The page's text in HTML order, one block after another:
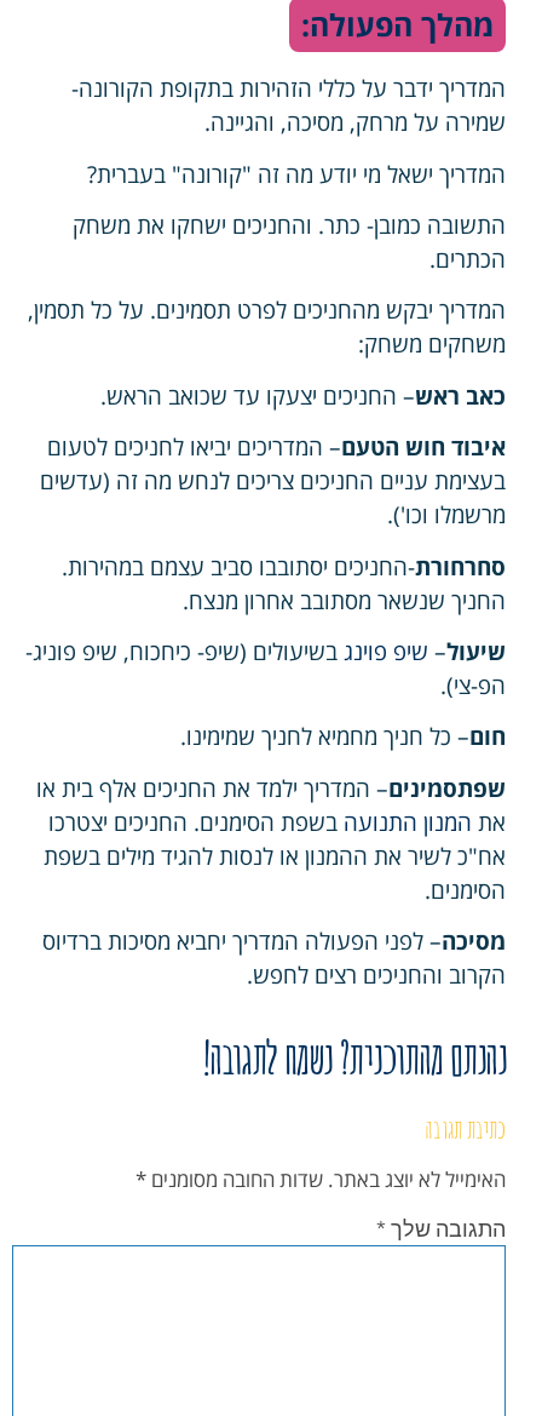
מהלך הפעולה:
המדריך ידבר על כללי הזהירות בתקופת הקורונה-
שמירה על מרחק, מסיכה, והגיינה.
המדריך ישאל מי יודע מה זה "קורונה" בעברית?
התשובה כמובן- כתר. והחניכים ישחקו את משחק
הכתרים.
המדריך יבקש מהחניכים לפרט תסמינים. על כל תסמין,
משחקים משחק:
כאב ראש– החניכים יצעקו עד שכואב הראש.
איבוד חוש הטעם– המדריכים יביאו לחניכים לטעום
בעצימת עניים החניכים צריכים לנחש מה זה (עדשים
מרשמלו וכו').
סחרחורת-החניכים יסתובבו סביב עצמם במהירות.
החניך שנשאר מסתובב אחרון מנצח.
שיעול– שיפ פוינגבשיעולים (שיפ- כיחכוח, שיפ פוניג-
הפ-צי).
חום– כל חניך מחמיא לחניך שמימינו.
שפתסמינים– המדריך ילמד את החניכים אלף בית או
את המנון התנועה בשפת הסימנים. החניכים יצטרכו
אח"כ לשיר את ההמנון או לנסות להגיד מילים בשפת
הסימנים.
מסיכה– לפני הפעולה המדריך יחביא מסיכות ברדיוס
הקרוב והחניכים רצים לחפש.
נהנתם מהתוכנית? נשמח לתגובה!
כתיבת תגובה
האימייל לא יוצג באתר. שדות החובה מסומנים *
התגובה שלך *